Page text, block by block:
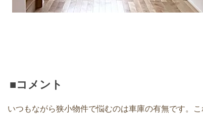
■コメント
いつもながら狭小物件で悩むのは車庫の有無です。